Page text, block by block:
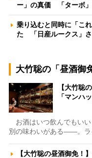
ー」の真価 「ターボ
乗り込むと同時に「こ
た 「日産ルークス」
大竹聡の「昼酒御
【大竹聡
「マンハ
お酒はいつ飲んでもい
別の味わいがある――。ラ
【大竹聡の昼酒御免！